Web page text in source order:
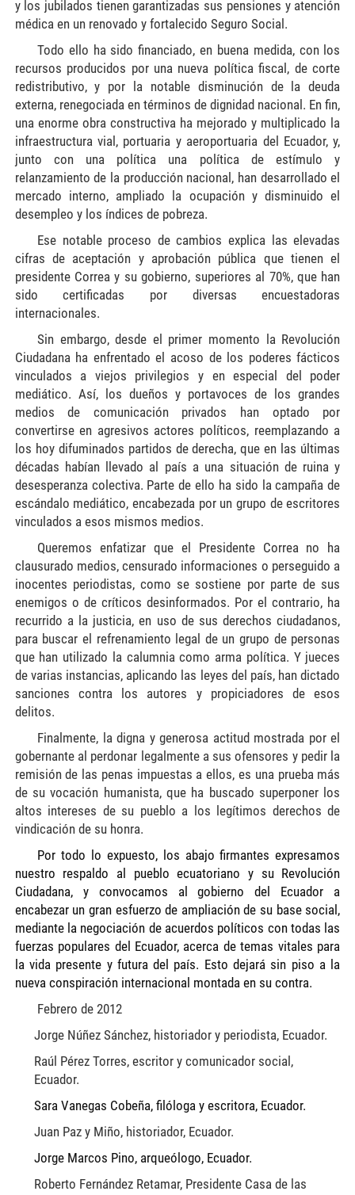
y los jubilados tienen garantizadas sus pensiones y atención
médica en un renovado y fortalecido Seguro Social.
Todo ello ha sido financiado, en buena medida, con los
recursos producidos por una nueva política fiscal, de corte
redistributivo, y por la notable disminución de la deuda
externa, renegociada en términos de dignidad nacional. En fin,
una enorme obra constructiva ha mejorado y multiplicado la
infraestructura vial, portuaria y aeroportuaria del Ecuador, y,
junto con una política una política de estímulo y
relanzamiento de la producción nacional, han desarrollado el
mercado interno, ampliado la ocupación y disminuido el
desempleo y los índices de pobreza.
Ese notable proceso de cambios explica las elevadas
cifras de aceptación y aprobación pública que tienen el
presidente Correa y su gobierno, superiores al 70%, que han
sido certificadas por diversas encuestadoras
internacionales.
Sin embargo, desde el primer momento la Revolución
Ciudadana ha enfrentado el acoso de los poderes fácticos
vinculados a viejos privilegios y en especial del poder
mediático. Así, los dueños y portavoces de los grandes
medios de comunicación privados han optado por
convertirse en agresivos actores políticos, reemplazando a
los hoy difuminados partidos de derecha, que en las últimas
décadas habían llevado al país a una situación de ruina y
desesperanza colectiva. Parte de ello ha sido la campaña de
escándalo mediático, encabezada por un grupo de escritores
vinculados a esos mismos medios.
Queremos enfatizar que el Presidente Correa no ha
clausurado medios, censurado informaciones o perseguido a
inocentes periodistas, como se sostiene por parte de sus
enemigos o de críticos desinformados. Por el contrario, ha
recurrido a la justicia, en uso de sus derechos ciudadanos,
para buscar el refrenamiento legal de un grupo de personas
que han utilizado la calumnia como arma política. Y jueces
de varias instancias, aplicando las leyes del país, han dictado
sanciones contra los autores y propiciadores de esos
delitos.
Finalmente, la digna y generosa actitud mostrada por el
gobernante al perdonar legalmente a sus ofensores y pedir la
remisión de las penas impuestas a ellos, es una prueba más
de su vocación humanista, que ha buscado superponer los
altos intereses de su pueblo a los legítimos derechos de
vindicación de su honra.
Por todo lo expuesto, los abajo firmantes expresamos
nuestro respaldo al pueblo ecuatoriano y su Revolución
Ciudadana, y convocamos al gobierno del Ecuador a
encabezar un gran esfuerzo de ampliación de su base social,
mediante la negociación de acuerdos políticos con todas las
fuerzas populares del Ecuador, acerca de temas vitales para
la vida presente y futura del país. Esto dejará sin piso a la
nueva conspiración internacional montada en su contra.
Febrero de 2012
Jorge Núñez Sánchez, historiador y periodista, Ecuador.
Raúl Pérez Torres, escritor y comunicador social,
Ecuador.
Sara Vanegas Cobeña, filóloga y escritora, Ecuador.
Juan Paz y Miño, historiador, Ecuador.
Jorge Marcos Pino, arqueólogo, Ecuador.
Roberto Fernández Retamar, Presidente Casa de las